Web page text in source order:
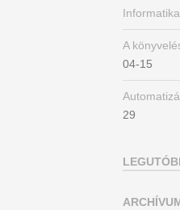
A
04-15
29